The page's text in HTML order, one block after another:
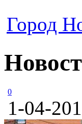
Город
0
1-04-